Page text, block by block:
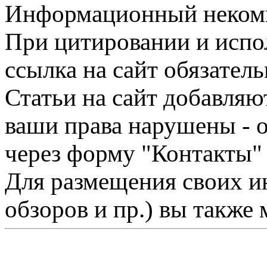
Информационный
При цитировании и
ссылка на сайт
Статьи на сайт
ваши права нарушены -
через форму "Контакты"
Для размещения своих
обзоров и пр.) вы также